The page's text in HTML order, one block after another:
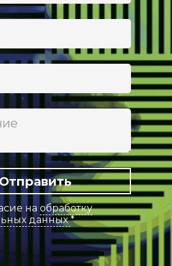
Отправить
на обработку
данных*